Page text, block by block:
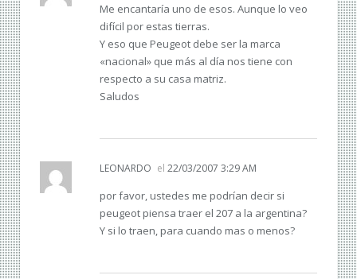
Me encantaría uno de esos. Aunque lo veo
difícil por estas tierras.
Y eso que Peugeot debe ser la marca
«nacional» que más al día nos tiene con
respecto a su casa matriz.
Saludos
LEONARDO el 22/03/2007 3:29 AM
por favor, ustedes me podrían decir si
peugeot piensa traer el 207 a la argentina?
Y si lo traen, para cuando mas o menos?